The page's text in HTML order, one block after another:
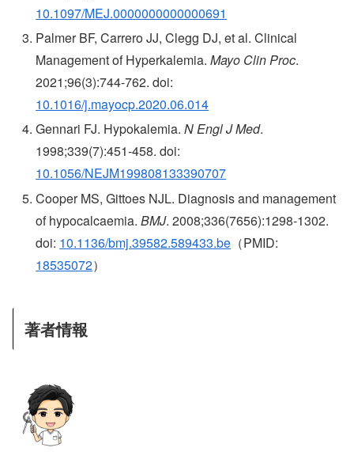
10.1097/MEJ.0000000000000691
Palmer BF, Carrero JJ, Clegg DJ, et al. Clinical
Management of Hyperkalemia.Mayo Clin Proc.
2021;96(3):744-762. doi:
10.1016/j.mayocp.2020.06.014
Gennari FJ. Hypokalemia.N Engl J Med.
1998;339(7):451-458. doi:
10.1056/NEJM199808133390707
Cooper MS, Gittoes NJL. Diagnosis and management
of hypocalcaemia.BMJ. 2008;336(7656):1298-1302.
doi: 10.1136/bmj.39582.589433.be （PMID:
18535072）
著者情報